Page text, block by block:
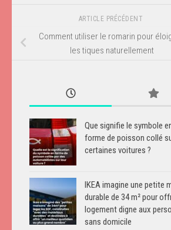
ARTICLE PRÉCÉDENT
Comment utiliser le romarin pour
les tiques naturellement
Que signifie le symbole
forme de poisson collé
certaines voitures ?
IKEA imagine une petite
durable de 34 m² pour
logement digne aux
sans domicile